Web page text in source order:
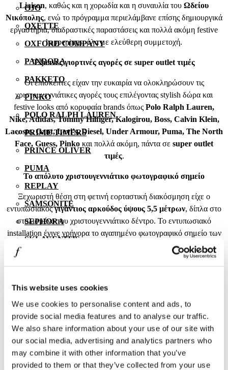
This website uses cookies
We use cookies to personalise content and ads, to
provide social media features and to analyse our traffic.
We also share information about your use of our site with
our social media, advertising and analytics partners who
may combine it with other information that you’ve
provided to them or that they’ve collected from your use
OJO
OXETTE
OXFORD COMPANY
PANDORA
PAKKETO
PINKO
POLO RALPH LAUREN
PRIME TIMERS
PRINCE OLIVER
PUMA
REPLAY
SAMSONITE
SEPHORA
SKLAVENITIS
STAFF GALLERY
TOMMY HILFIGER
STUDIO BARBER
SUGARFREE
THE BOSTONIANS
Liaison, καθώς και η χορωδία και η συναυλία του Ωδείου
Νικόπολης, ενώ το πρόγραμμα περιελάμβανε επίσης δημιουργικά
εργαστήρια, διαδραστικές παραστάσεις και πολλά ακόμη festive
happenings, όλα με ελεύθερη συμμετοχή.
Έξυπνες γιορτινές αγορές σε super outlet τιμές
Οι επισκέπτες είχαν την ευκαιρία να ολοκληρώσουν τις
χριστουγεννιάτικες αγορές τους επιλέγοντας stylish δώρα και
festive looks από κορυφαία brands όπως Polo Ralph Lauren,
Nike, Adidas, Tommy Hilfiger, Kalogirou, Boss, Calvin Klein,
Lacoste, Gant, Levi’s, Diesel, Under Armour, Puma, The North
Face, Guess, Pinko και πολλά ακόμη, πάντα σε super outlet
τιμές.
Το απόλυτο χριστουγεννιάτικο φωτογραφικό σημείο
Ξεχωριστή θέση στη φετινή εορταστική διακόσμηση είχε ο
εντυπωσιακόςγιγάντιος αρκούδος ύψους 5,5 μέτρων, δίπλα στο
στολισμένο του χριστουγεννιάτικο δέντρο. Το εντυπωσιακό
installation έγινε γρήγορα το αγαπημένο φωτογραφικό σημείο των
επισκεπτών, χαρίζοντας μοναδικές στιγμές και πολλές γιορτινές
επιλογές shopping, τοOne Salonica outlet mall
αυτή τη χρονιά έναν αγαπημένο χριστουγεννιάτικο προορισμό για
όλη την οικογένεια.
Εγγραφείτε στο newsletter μας